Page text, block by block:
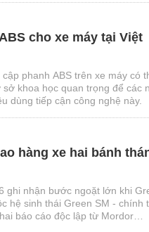
cho xe máy tại Việt
phanh ABS trên xe máy có
khoa học quan trọng để các
dùng tiếp cận công nghệ này.
hàng xe hai bánh
ghi nhận bước ngoặt lớn khi
hệ sinh thái Green SM - chính
báo cáo độc lập từ Mordor